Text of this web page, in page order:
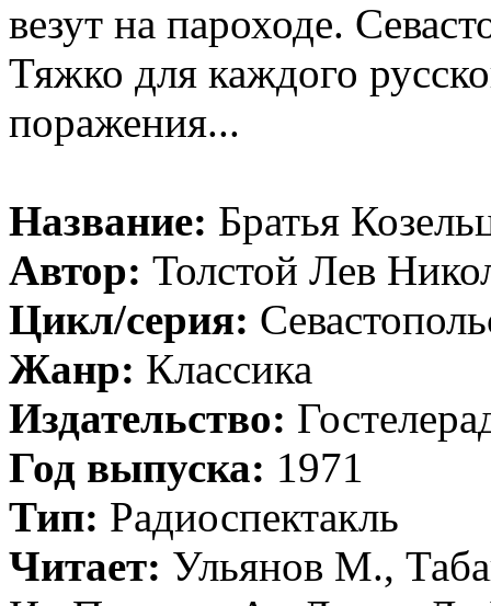
везут на пароходе.
Тяжко для каждого
поражения...
Название: Братья
Автор: Толстой Лев
Цикл/серия:
Жанр: Классика
Издательство:
Год выпуска: 1971
Тип: Радиоспектакль
Читает: Ульянов М.,